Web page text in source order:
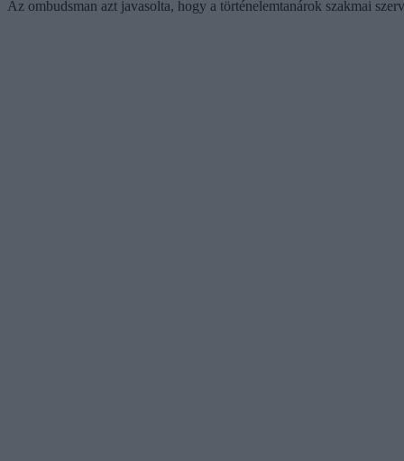
Az ombudsman azt javasolta, hogy a történelemtanárok szakmai